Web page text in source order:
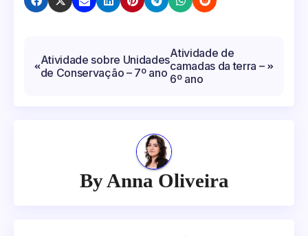
Navegação
de
Atividade sobre Unidades
de Conservação – 7º ano
Atividade de
camadas da terra –
6º ano
ByAnna Oliveira